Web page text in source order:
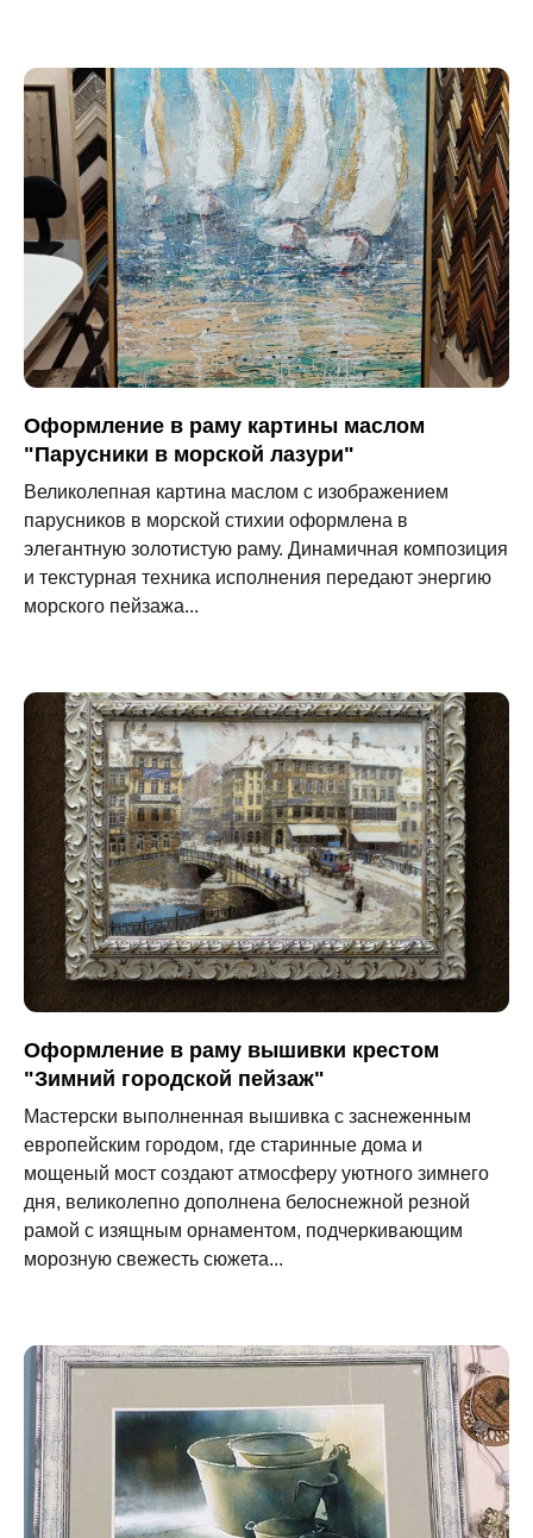
Оформление в раму картины маслом
"Парусники в морской лазури"
Великолепная картина маслом с изображением
парусников в морской стихии оформлена в
элегантную золотистую раму. Динамичная композиция
и текстурная техника исполнения передают энергию
морского пейзажа...
Оформление в раму вышивки крестом
"Зимний городской пейзаж"
Мастерски выполненная вышивка с заснеженным
европейским городом, где старинные дома и
мощеный мост создают атмосферу уютного зимнего
дня, великолепно дополнена белоснежной резной
рамой с изящным орнаментом, подчеркивающим
морозную свежесть сюжета...